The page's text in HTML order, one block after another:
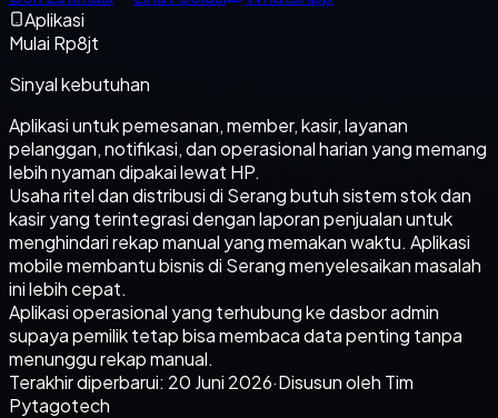
Aplikasi
Mulai Rp8jt
Sinyal kebutuhan
Aplikasi untuk pemesanan, member, kasir, layanan
pelanggan, notifikasi, dan operasional harian yang memang
lebih nyaman dipakai lewat HP.
Usaha ritel dan distribusi di Serang butuh sistem stok dan
kasir yang terintegrasi dengan laporan penjualan untuk
menghindari rekap manual yang memakan waktu. Aplikasi
mobile membantu bisnis di Serang menyelesaikan masalah
ini lebih cepat.
Aplikasi operasional yang terhubung ke dasbor admin
supaya pemilik tetap bisa membaca data penting tanpa
menunggu rekap manual.
Terakhir diperbarui: 20 Juni 2026·Disusun oleh Tim
Pytagotech